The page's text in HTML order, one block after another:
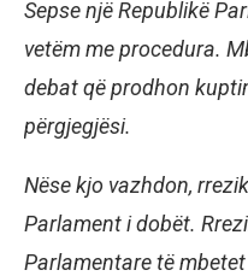
Sepse një Republikë
vetëm me procedura.
debat që prodhon
përgjegjësi.
Nëse kjo vazhdon,
Parlament i dobët.
Parlamentare të